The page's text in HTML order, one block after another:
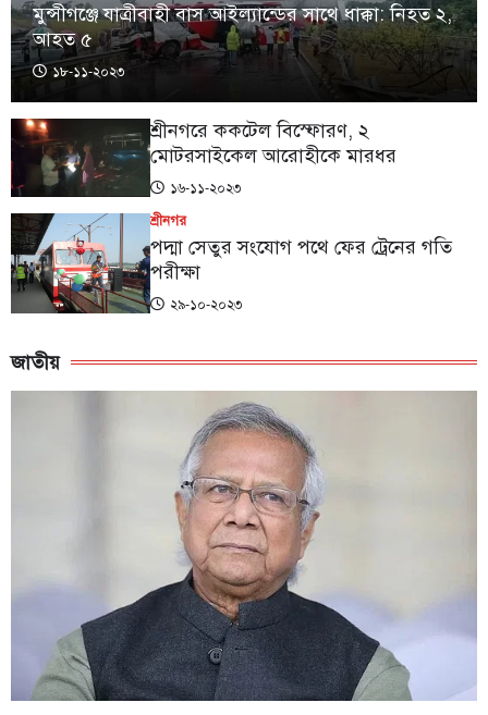
মুন্সীগঞ্জে যাত্রীবাহী বাস আইল্যান্ডের সাথে ধাক্কা: নিহত ২,
আহত ৫
১৮-১১-২০২৩
শ্রীনগরে ককটেল বিস্ফোরণ, ২
মোটরসাইকেল আরোহীকে মারধর
১৬-১১-২০২৩
শ্রীনগর
পদ্মা সেতুর সংযোগ পথে ফের ট্রেনের গতি
পরীক্ষা
২৯-১০-২০২৩
জাতীয়